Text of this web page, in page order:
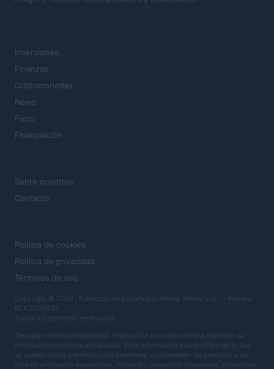
Inversiones
Finanzas
Criptomonedas
News
Fisco
Financiación
Sobre nosotros
Contacto
Política de cookies
Política de privacidad
Términos de uso
Copyright © 2026 · Publicado en España por AdHub Media S.r.l. — Número
REA 2729933
Todos los derechos reservados
Descargo de responsabilidad: Finanzas24 se compromete a mantener su
información precisa y actualizada. Esta información puede diferir de lo que
ve cuando visita una institución financiera, un proveedor de servicios o un
sitio de productos específicos. Todos los productos financieros, productos